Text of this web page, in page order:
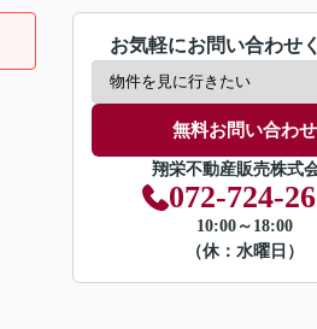
お気軽にお問い合わせ
無料お問い合わせ
翔栄不動産販売株式
072-724-
10:00～18:00
（休：水曜日）